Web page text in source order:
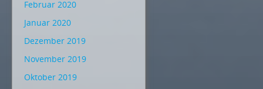
Februar 2020
Januar 2020
Dezember 2019
November 2019
Oktober 2019